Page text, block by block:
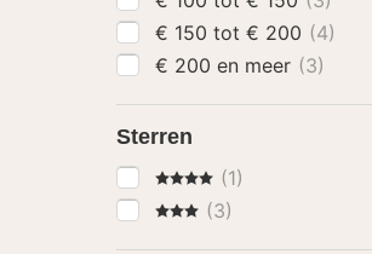
€ 150 tot € 200 (4)
€ 200 en meer (3)
Sterren
4 Sterren
(1)
3 Sterren
(3)